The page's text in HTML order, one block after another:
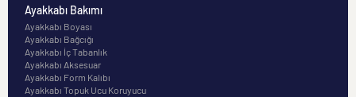
Ayakkabı Bakımı
Ayakkabı Boyası
Ayakkabı Bağcığı
Ayakkabı İç Tabanlık
Ayakkabı Aksesuar
Ayakkabı Form Kalıbı
Ayakkabı Topuk Ucu Koruyucu